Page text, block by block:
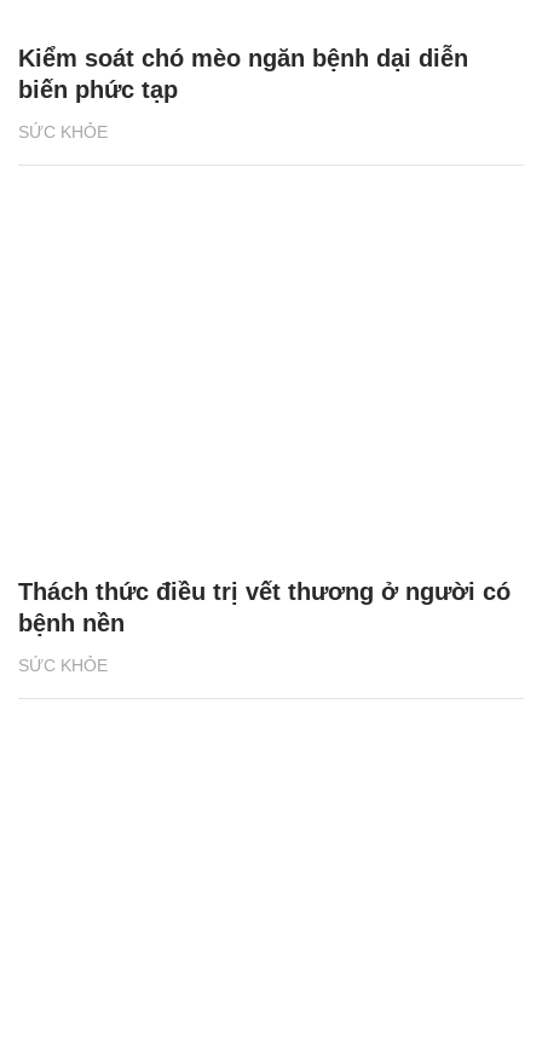
SỨC KHỎE
Kiểm soát chó mèo ngăn bệnh dại diễn
biến phức tạp
SỨC KHỎE
Thách thức điều trị vết thương ở người có
bệnh nền